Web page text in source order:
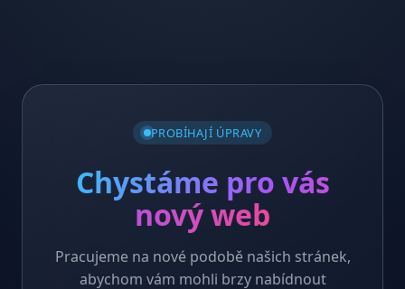
PROBÍHAJÍ ÚPRAVY
Chystáme pro vás
nový web
Pracujeme na nové podobě našich stránek,
abychom vám mohli brzy nabídnout